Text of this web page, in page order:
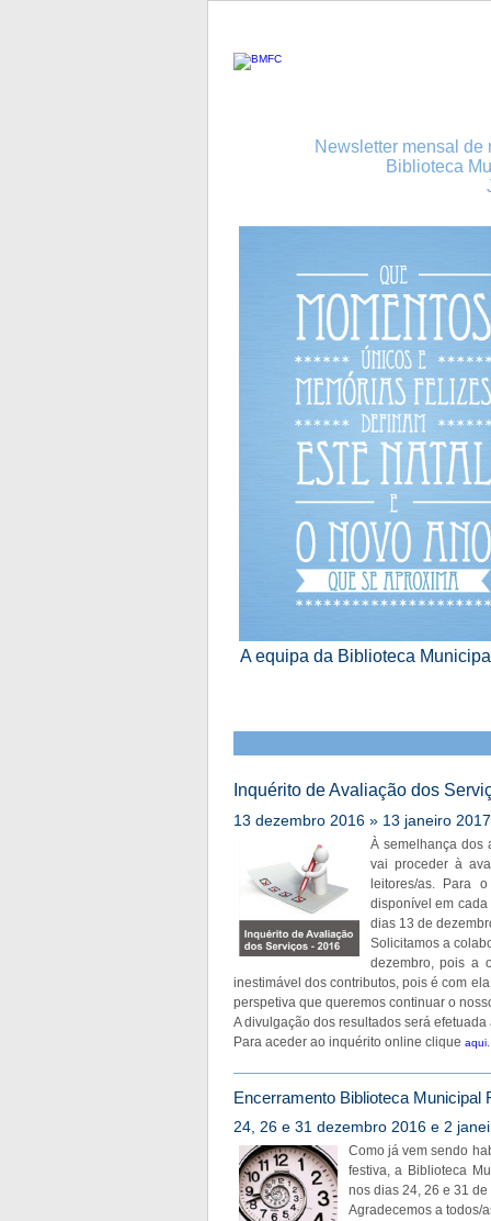
Newsletter mensal
Biblioteca
A equipa da Biblioteca
Inquérito de Avaliação dos
13 dezembro 2016 » 13 janeiro 2017
À semelhança dos
vai proceder à
leitores/as. Para
disponível em
dias 13 de
Solicitamos a
dezembro, pois a
inestimável dos contributos, pois é com
perspetiva que queremos continuar o
A divulgação dos resultados será
Para aceder ao inquérito online clique aqui.
Encerramento Biblioteca Municipal
24, 26 e 31 dezembro 2016 e 2
Como já vem sendo
festiva, a Biblioteca
nos dias 24, 26 e 31
Agradecemos a todos/